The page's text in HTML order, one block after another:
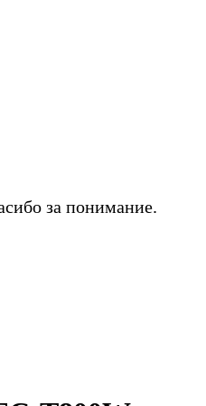
за понимание.